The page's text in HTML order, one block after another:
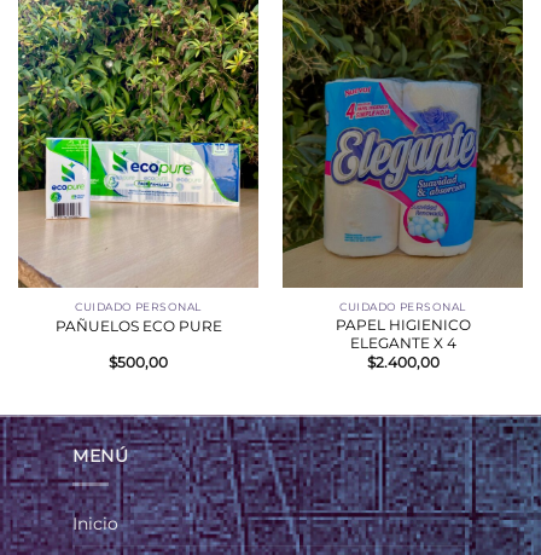
CUIDADO PERSONAL
PAÑUELOS ECO PURE
$500,00
CUIDADO PERSONAL
PAPEL HIGIENICO
ELEGANTE X 4
$2.400,00
MENÚ
Inicio